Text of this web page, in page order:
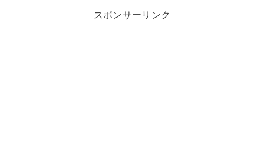
スポンサーリンク